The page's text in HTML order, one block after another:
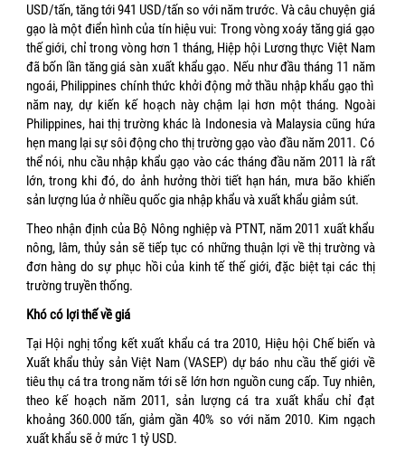
USD/tấn, tăng tới 941 USD/tấn so với năm trước. Và câu chuyện giá
gạo là một điển hình của tín hiệu vui: Trong vòng xoáy tăng giá gạo
thế giới, chỉ trong vòng hơn 1 tháng, Hiệp hội Lương thực Việt Nam
đã bốn lần tăng giá sàn xuất khẩu gạo. Nếu như đầu tháng 11 năm
ngoái, Philippines chính thức khởi động mở thầu nhập khẩu gạo thì
năm nay, dự kiến kế hoạch này chậm lại hơn một tháng. Ngoài
Philippines, hai thị trường khác là Indonesia và Malaysia cũng hứa
hẹn mang lại sự sôi động cho thị trường gạo vào đầu năm 2011. Có
thể nói, nhu cầu nhập khẩu gạo vào các tháng đầu năm 2011 là rất
lớn, trong khi đó, do ảnh hưởng thời tiết hạn hán, mưa bão khiến
sản lượng lúa ở nhiều quốc gia nhập khẩu và xuất khẩu giảm sút.
Theo nhận định của Bộ Nông nghiệp và PTNT, năm 2011 xuất khẩu
nông, lâm, thủy sản sẽ tiếp tục có những thuận lợi về thị trường và
đơn hàng do sự phục hồi của kinh tế thế giới, đặc biệt tại các thị
trường truyền thống.
Khó có lợi thế về giá
Tại Hội nghị tổng kết xuất khẩu cá tra 2010, Hiệu hội Chế biến và
Xuất khẩu thủy sản Việt Nam (VASEP) dự báo nhu cầu thế giới về
tiêu thụ cá tra trong năm tới sẽ lớn hơn nguồn cung cấp. Tuy nhiên,
theo kế hoạch năm 2011, sản lượng cá tra xuất khẩu chỉ đạt
khoảng 360.000 tấn, giảm gần 40% so với năm 2010. Kim ngạch
xuất khẩu sẽ ở mức 1 tỷ USD.